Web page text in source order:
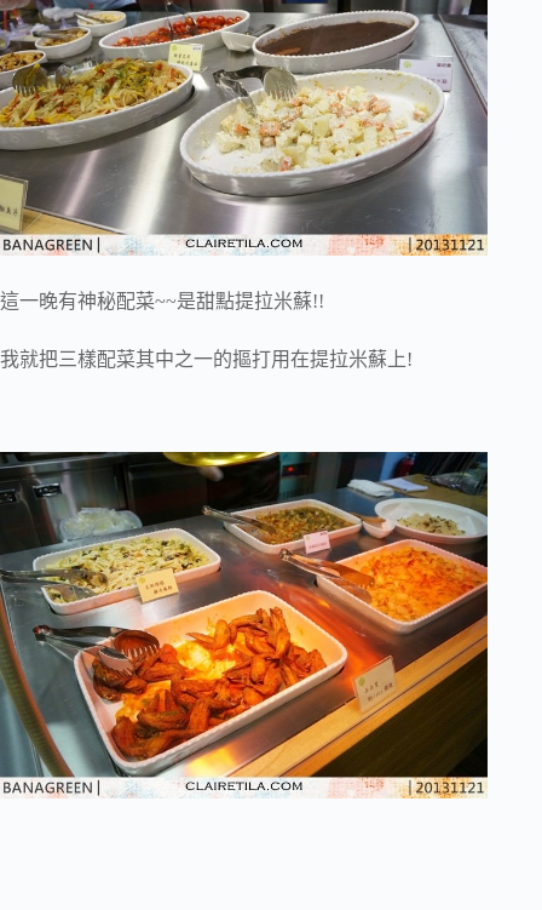
這一晚有神秘配菜~~是甜點提拉米蘇!!
我就把三樣配菜其中之一的摳打用在提拉米蘇上!